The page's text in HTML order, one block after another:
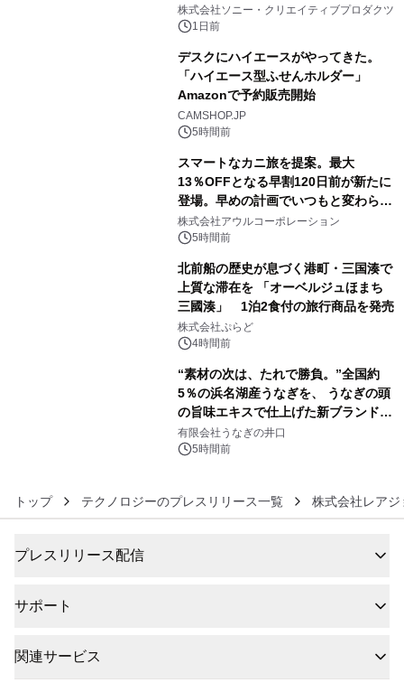
ラボレーション サウナイキタイコラ
ボグッズも発売決定！
株式会社ソニー・クリエイティブプロダクツ
1日前
デスクにハイエースがやってきた。
「ハイエース型ふせんホルダー」
Amazonで予約販売開始
CAMSHOP.JP
5時間前
スマートなカニ旅を提案。最大
13％OFFとなる早割120日前が新たに
登場。早めの計画でいつもと変わらぬ
大人の冬旅を。ー夕日ヶ浦温泉「佳松
苑 別邸ふうか」ー
株式会社アウルコーポレーション
5時間前
北前船の歴史が息づく港町・三国湊で
上質な滞在を 「オーベルジュほまち
三國湊」 1泊2食付の旅行商品を発売
株式会社ぷらど
4時間前
“素材の次は、たれで勝負。”全国約
5％の浜名湖産うなぎを、 うなぎの頭
の旨味エキスで仕上げた新ブランド
「井口の誉」誕生
有限会社うなぎの井口
5時間前
トップ テクノロジーのプレスリリース一覧 株式会社レアジ
プレスリリース配信
サポート
関連サービス